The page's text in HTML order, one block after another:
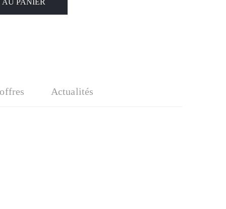
AU PANIER
Actualités